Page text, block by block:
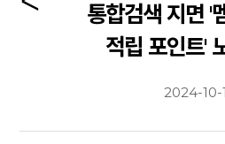
통합검색 지면 '
적립 포인트'
2024-10-